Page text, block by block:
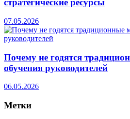
стратегические ресурсы
07.05.2026
Почему не годятся
обучения руководителей
06.05.2026
Метки